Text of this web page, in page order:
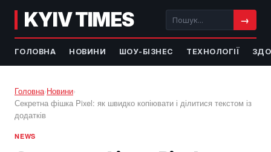
KYIV TIMES →
ГОЛОВНА НОВИНИ ШОУ-БІЗНЕС ТЕХНОЛОГІЇ
Головна›Новини›
Секретна фішка Pixel: як швидко копіювати і ділитися текстом із
додатків
NEWS